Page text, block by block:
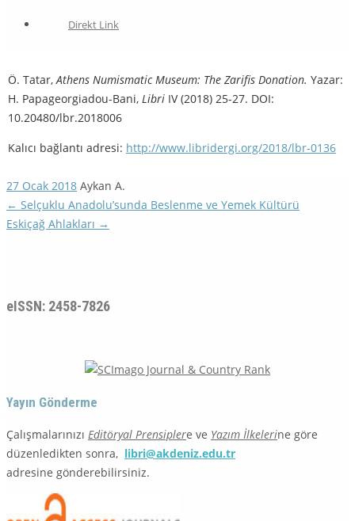
Direkt Link
Ö. Tatar,Athens Numismatic Museum: The Zarifis Donation. Yazar:
H. Papageorgiadou-Bani, Libri IV (2018) 25-27. DOI:
10.20480/lbr.2018006
Kalıcı bağlantı adresi: http://www.libridergi.org/2018/lbr-0136
27 Ocak 2018 Aykan A.
← Selçuklu Anadolu’sunda Beslenme ve Yemek Kültürü
Eskiçağ Ahlakları →
eISSN: 2458-7826
Yayın Gönderme
Çalışmalarınızı Editöryal Prensiplere ve Yazım İlkelerine göre
düzenledikten sonra, libri@akdeniz.edu.tr
adresine gönderebilirsiniz.